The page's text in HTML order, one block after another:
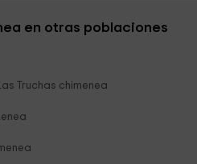
en otras poblaciones
Truchas chimenea